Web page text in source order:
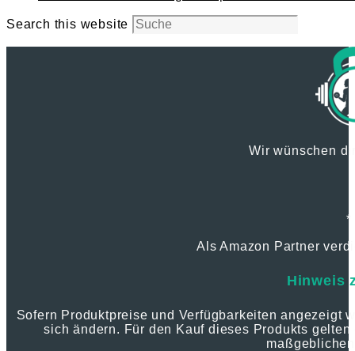
Search this website
Wir wünschen
*
Als Amazon Partner
Hinweis
Sofern Produktpreise und Verfügbarkeiten angezeigt
sich ändern. Für den Kauf dieses Produkts